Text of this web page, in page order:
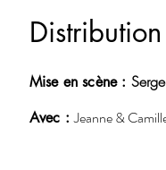
Distribution
Mise en scène :
Avec :Jeanne &